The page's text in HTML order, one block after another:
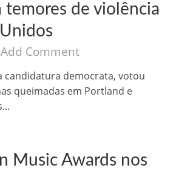
I na Independência do Brasil
temores de violência
Add Comment
candidatura democrata, votou
queimadas em Portland e
Music Awards nos